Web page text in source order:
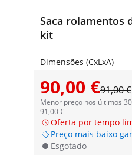
Saca rolamentos
kit
Dimensões (CxLxA)
90,00 €91,00 €
Menor preço nos últimos
91,00 €
Oferta por tempo
Preço mais baixo
Esgotado